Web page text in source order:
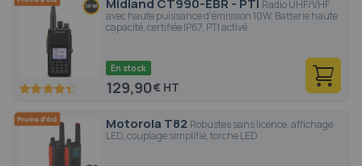
Midland CT990-EBR - PTI Radio UHF/VHF
avec haute puissance d'émission 10W, Batterie haute
capacité, certifiée IP67, PTI activé
87.2 100
En stock
129,90€
Motorola T82 Robustes sans licence, affichage
LED, couplage simplifié, torche LED